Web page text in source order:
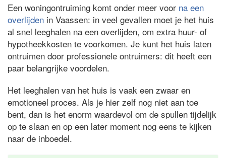
Een woningontruiming komt onder meer voor na een
overlijden in Vaassen: in veel gevallen moet je het huis
al snel leeghalen na een overlijden, om extra huur- of
hypotheekkosten te voorkomen. Je kunt het huis laten
ontruimen door professionele ontruimers: dit heeft een
paar belangrijke voordelen.
Het leeghalen van het huis is vaak een zwaar en
emotioneel proces. Als je hier zelf nog niet aan toe
bent, dan is het enorm waardevol om de spullen tijdelijk
op te slaan en op een later moment nog eens te kijken
naar de inboedel.